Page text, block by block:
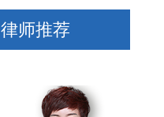
律师推荐